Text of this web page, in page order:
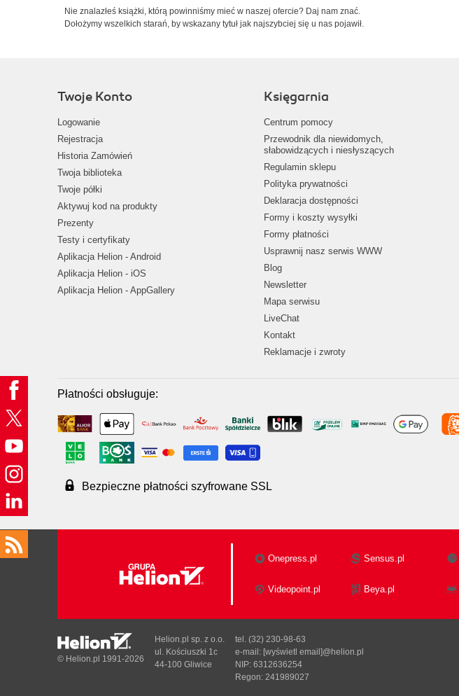
Nie znalazłeś książki, którą powinniśmy mieć w naszej ofercie? Daj nam znać.
Dołożymy wszelkich starań, by wskazany tytuł jak najszybciej się u nas pojawił.
Twoje Konto
Logowanie
Rejestracja
Historia Zamówień
Twoja biblioteka
Twoje półki
Aktywuj kod na produkty
Prezenty
Testy i certyfikaty
Aplikacja Helion - Android
Aplikacja Helion - iOS
Aplikacja Helion - AppGallery
Księgarnia
Centrum pomocy
Przewodnik dla niewidomych,
słabowidzących i niesłyszących
Regulamin sklepu
Polityka prywatności
Deklaracja dostępności
Formy i koszty wysyłki
Formy płatności
Usprawnij nasz serwis WWW
Blog
Newsletter
Mapa serwisu
LiveChat
Kontakt
Reklamacje i zwroty
Płatności obsługuje:
Bezpieczne płatności szyfrowane SSL
Onepress.pl Sensus.pl
Videopoint.pl Beya.pl
© Helion.pl 1991-2026
Helion.pl sp. z o.o.
ul. Kościuszki 1c
44-100 Gliwice
tel. (32) 230-98-63
e-mail: [wyświetl email]@helion.pl
NIP: 6312636254
Regon: 241989027